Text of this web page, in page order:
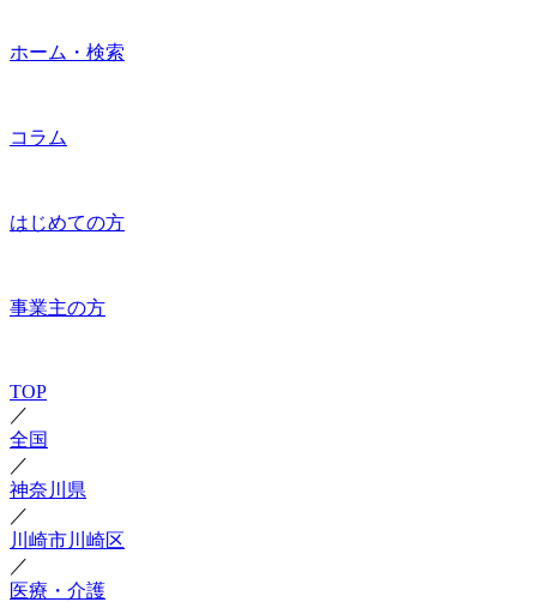
ホーム・検索
コラム
はじめての方
事業主の方
TOP
／
全国
／
神奈川県
／
川崎市川崎区
／
医療・介護